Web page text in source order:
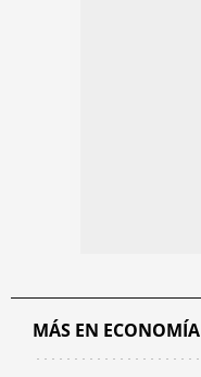
MÁS EN ECONOMÍA